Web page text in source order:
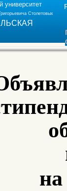
университет
Столетовых